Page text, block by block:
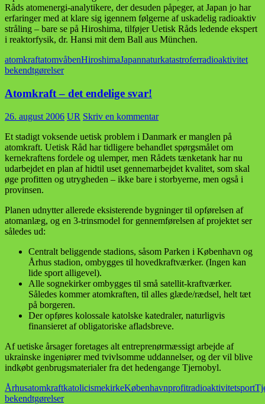
Råds atomenergi-analytikere, der desuden påpeger, at Japan jo har
erfaringer med at klare sig igennem følgerne af uskadelig radioaktiv
stråling – bare se på Hiroshima, tilføjer Uetisk Råds ledende ekspert
i reaktorfysik, dr. Hansi mit dem Ball aus München.
atomkraftatomvåbenHiroshimaJapannaturkatastroferradioaktivitet
bekendtgørelser
Atomkraft – det endelige svar!
26. august 2006 UR Skriv en kommentar
Et stadigt voksende uetisk problem i Danmark er manglen på
atomkraft. Uetisk Råd har tidligere behandlet spørgsmålet om
kernekraftens fordele og ulemper, men Rådets tænketank har nu
udarbejdet en plan af hidtil uset gennemarbejdet kvalitet, som skal
øge profitten og utrygheden – ikke bare i storbyerne, men også i
provinsen.
Planen udnytter allerede eksisterende bygninger til opførelsen af
atomanlæg, og en 3-trinsmodel for gennemførelsen af projektet ser
således ud:
Centralt beliggende stadions, såsom Parken i København og
Århus stadion, ombygges til hovedkraftværker. (Ingen kan
lide sport alligevel).
Alle sognekirker ombygges til små satellit-kraftværker.
Således kommer atomkraften, til alles glæde/rædsel, helt tæt
på borgeren.
Der opføres kolossale katolske katedraler, naturligvis
finansieret af obligatoriske afladsbreve.
Af uetiske årsager foretages alt entreprenørmæssigt arbejde af
ukrainske ingeniører med tvivlsomme uddannelser, og der vil blive
indkøbt genbrugsmaterialer fra det hedengange Tjernobyl.
ÅrhusatomkraftkatolicismekirkeKøbenhavnprofitradioaktivitetsport
bekendtgørelser